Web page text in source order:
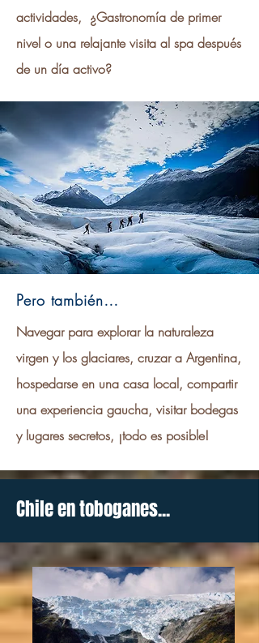
actividades, ¿Gastronomía de primer
nivel o una relajante visita al spa después
de un día activo?
Pero también…
Navegar para explorar la naturaleza
virgen y los glaciares, cruzar a Argentina,
hospedarse en una casa local, compartir
una experiencia gaucha, visitar bodegas
y lugares secretos, ¡todo es posible!
Chile en toboganes...